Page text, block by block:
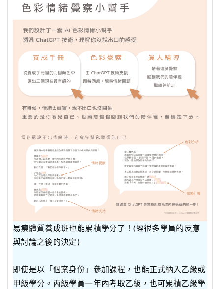
易瘦體質養成班也能累積學分了！(經很多學員的反應
與討論之後的決定)
即使是以「個案身份」參加課程，也能正式納入乙級或
甲級學分。丙級學員一年內考取乙級，也可累積乙級學